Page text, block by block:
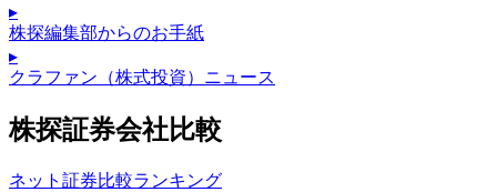
▸
株探編集部からのお手紙
▸
クラファン（株式投資）ニュース
株探証券会社比較
ネット証券比較ランキング